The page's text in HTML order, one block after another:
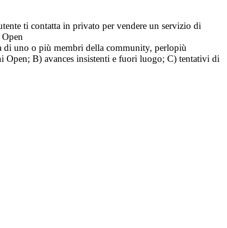
ti contatta in privato per vendere un servizio di
di uno o più membri della community, perlopiù
B) avances insistenti e fuori luogo; C) tentativi di